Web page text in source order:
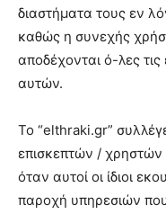
διαστήματα τους εν
καθώς η συνεχής
αποδέχονται ό-λες
αυτών.
Το “elthraki.gr”
επισκεπτών / χρηστών
όταν αυτοί οι ίδιοι
παροχή υπηρεσιών που